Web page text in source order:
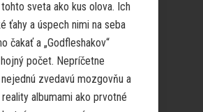
sveta ako kus olova. Ich
ťahy a úspech nimi na seba
čakať a „Godfleshakov“
počet. Nepríčetne
zvedavú mozgovňu a
albumami ako prvotné